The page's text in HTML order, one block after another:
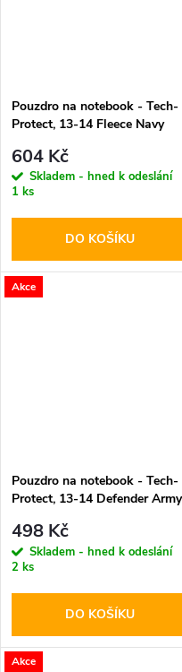
Pouzdro na notebook - Tech-
Protect, 13-14 Fleece Navy
604 Kč
Skladem - hned k odeslání
1 ks
DO KOŠÍKU
Akce
Pouzdro na notebook - Tech-
Protect, 13-14 Defender Army
498 Kč
Skladem - hned k odeslání
2 ks
DO KOŠÍKU
Akce